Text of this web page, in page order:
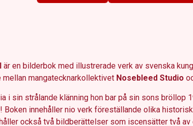
är en bilderbok med illustrerade verk av svenska
mangatecknarkollektivet Nosebleed Studio
i sin strålande klänning hon bar på sin sons bröllop
innehåller nio verk föreställande olika
också två bildberättelser som iscensätter två av